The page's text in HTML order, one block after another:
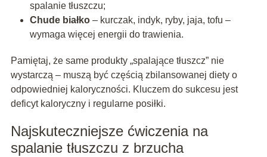
spalanie tłuszczu;
Chude białko– kurczak, indyk, ryby, jaja, tofu –
wymaga więcej energii do trawienia.
Pamiętaj, że same produkty „spalające tłuszcz” nie
wystarczą – muszą być częścią zbilansowanej diety o
odpowiedniej kaloryczności. Kluczem do sukcesu jest
deficyt kaloryczny i regularne posiłki.
Najskuteczniejsze ćwiczenia na
spalanie tłuszczu z brzucha